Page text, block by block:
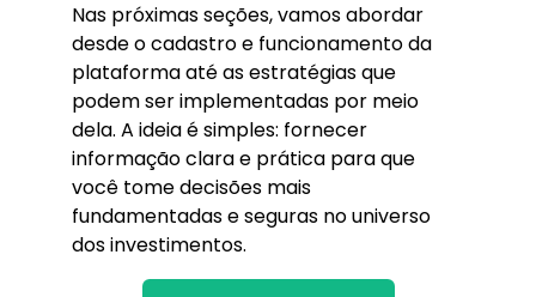
Nas próximas seções, vamos abordar
desde o cadastro e funcionamento da
plataforma até as estratégias que
podem ser implementadas por meio
dela. A ideia é simples: fornecer
informação clara e prática para que
você tome decisões mais
fundamentadas e seguras no universo
dos investimentos.